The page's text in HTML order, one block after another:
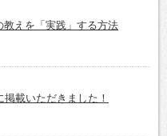
教えを「実践」する方法
載いただきました！